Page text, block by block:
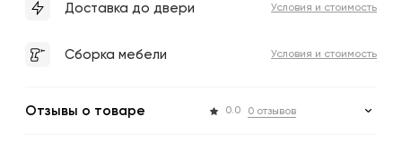
Доставка до двери Условия и стоимость
Сборка мебели Условия и стоимость
Отзывы о товаре 0.0 0 отзывов